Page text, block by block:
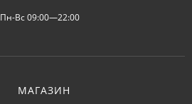
Пн-Вс 09:00—22:00
МАГАЗИН